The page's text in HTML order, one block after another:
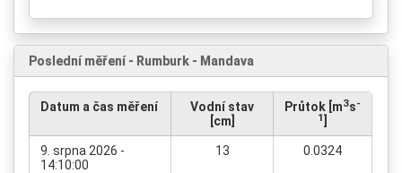
Poslední měření - Rumburk - Mandava
Datum a čas měření
Vodní stav
[cm]
Průtok [m3s-
1
9. srpna 2026 -
14:10:00
13 0.0324